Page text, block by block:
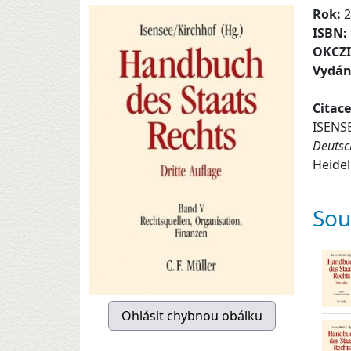
Rok:
ISBN:
Citace